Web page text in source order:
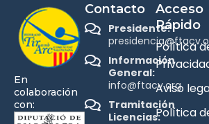
En
colaboración
con:
Contacto
Presidente:
Información
General:
info@ftacv.org
Tramitación
Licencias:
Acceso
Rápido
Política
Aviso
Política